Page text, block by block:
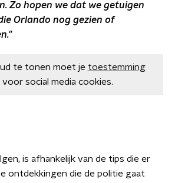
Zo hopen we dat we getuigen
Orlando nog gezien of
te tonen moet je toestemming
voor social media cookies.
is afhankelijk van de tips die er
ontdekkingen die de politie gaat